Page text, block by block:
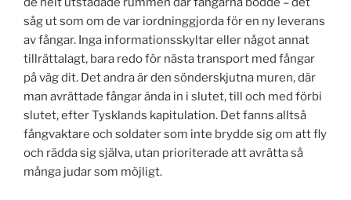
såg ut som om de var iordninggjorda för en ny leverans
av fångar. Inga informationsskyltar eller något annat
tillrättalagt, bara redo för nästa transport med fångar
på väg dit. Det andra är den sönderskjutna muren, där
man avrättade fångar ända in i slutet, till och med förbi
slutet, efter Tysklands kapitulation. Det fanns alltså
fångvaktare och soldater som inte brydde sig om att fly
och rädda sig själva, utan prioriterade att avrätta så
många judar som möjligt.